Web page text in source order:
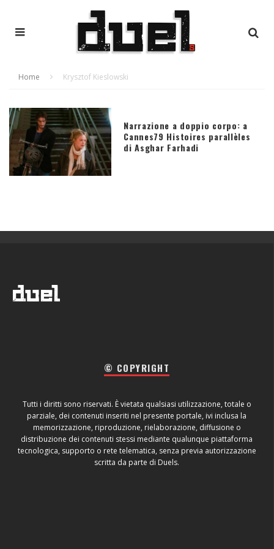
Home Krysztof Kieslowski
Narrazione a doppio corpo: a
Cannes79 Histoires parallèles
di Asghar Farhadi
© COPYRIGHT
Tutti i diritti sono riservati. È vietata qualsiasi utilizzazione, totale o
parziale, dei contenuti inseriti nel presente portale, ivi inclusa la
memorizzazione, riproduzione, rielaborazione, diffusione o
distribuzione dei contenuti stessi mediante qualunque piattaforma
tecnologica, supporto o rete telematica, senza previa autorizzazione
scritta da parte di Duels.